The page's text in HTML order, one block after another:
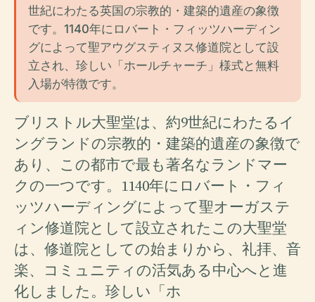
世紀にわたる英国の宗教的・建築的遺産の象徴
です。1140年にロバート・フィッツハーディン
グによって聖アウグスティヌス修道院として設
立され、珍しい「ホールチャーチ」様式と無料
入場が特徴です。
ブリストル大聖堂は、約9世紀にわたるイ
ングランドの宗教的・建築的遺産の象徴で
あり、この都市で最も著名なランドマー
クの一つです。1140年にロバート・フィ
ッツハーディングによって聖オーガステ
ィン修道院として設立されたこの大聖堂
は、修道院としての始まりから、礼拝、音
楽、コミュニティの活気ある中心へと進
化しました。珍しい「ホ